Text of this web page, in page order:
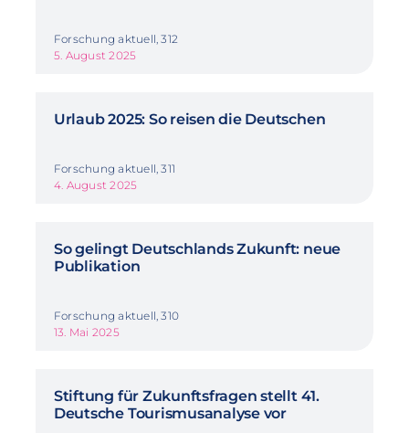
Forschung aktuell, 312
5. August 2025
Urlaub 2025: So reisen die Deutschen
Forschung aktuell, 311
4. August 2025
So gelingt Deutschlands Zukunft: neue
Publikation
Forschung aktuell, 310
13. Mai 2025
Stiftung für Zukunftsfragen stellt 41.
Deutsche Tourismusanalyse vor